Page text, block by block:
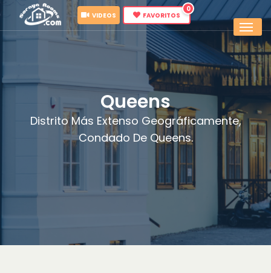
VIDEOS FAVORITOS
0
Queens
Distrito Más Extenso Geográficamente,
Condado De Queens.